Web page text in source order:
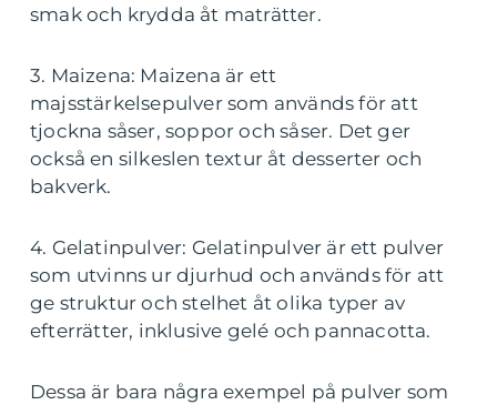
smak och krydda åt maträtter.
3. Maizena: Maizena är ett
majsstärkelsepulver som används för att
tjockna såser, soppor och såser. Det ger
också en silkeslen textur åt desserter och
bakverk.
4. Gelatinpulver: Gelatinpulver är ett pulver
som utvinns ur djurhud och används för att
ge struktur och stelhet åt olika typer av
efterrätter, inklusive gelé och pannacotta.
Dessa är bara några exempel på pulver som